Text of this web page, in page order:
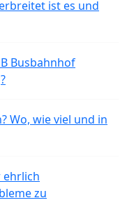
ist es und
Busbahnhof
Wo, wie viel und in
ehrlich
zu